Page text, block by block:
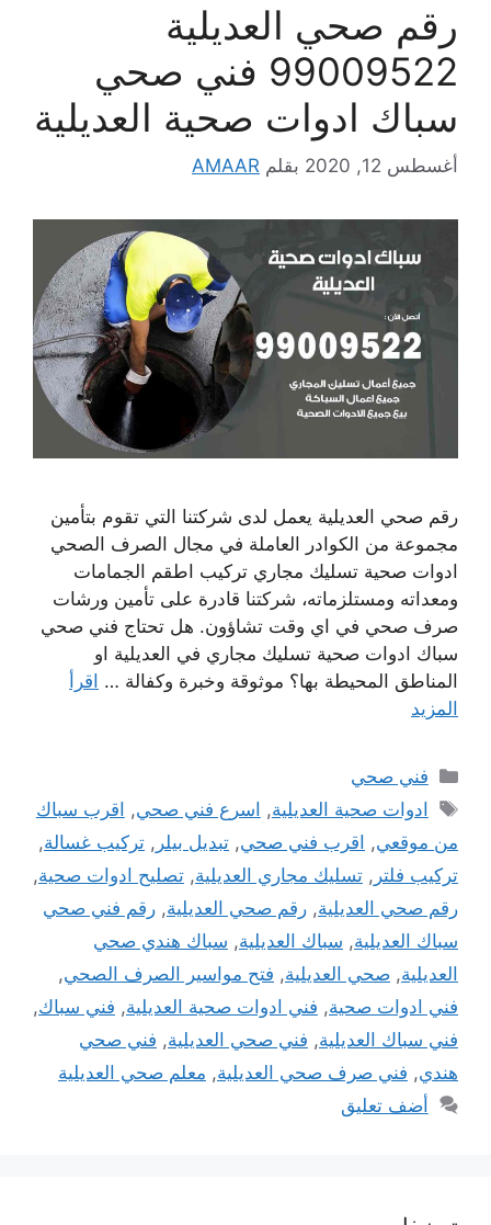
رقم صحي العديلية
99009522 فني صحي
سباك ادوات صحية العديلية
أغسطس 12, 2020 بقلم AMAAR
رقم صحي العديلية يعمل لدى شركتنا التي تقوم بتأمين
مجموعة من الكوادر العاملة في مجال الصرف الصحي
ادوات صحية تسليك مجاري تركيب اطقم الجمامات
ومعداته ومستلزماته، شركتنا قادرة على تأمين ورشات
صرف صحي في اي وقت تشاؤون. هل تحتاج فني صحي
سباك ادوات صحية تسليك مجاري في العديلية او
المناطق المحيطة بها؟ موثوقة وخبرة وكفالة … اقرأ
المزيد
التصنيفات
فني صحي
الوسوم
ادوات صحية العديلية, اسرع فني صحي, اقرب سباك
من موقعي, اقرب فني صحي, تبديل بيلر , تركيب غسالة,
تركيب فلتر , تسليك مجاري العديلية, تصليح ادوات صحية,
رقم صحي العديلية, رقم صحي العديلية, رقم فني صحي
سباك العديلية, سباك العديلية, سباك هندي صحي
العديلية, صحي العديلية, فتح مواسير الصرف الصحي,
فني ادوات صحية, فني ادوات صحية العديلية, فني سباك,
فني سباك العديلية, فني صحي العديلية, فني صحي
هندي, فني صرف صحي العديلية, معلم صحي العديلية
أضف تعليق